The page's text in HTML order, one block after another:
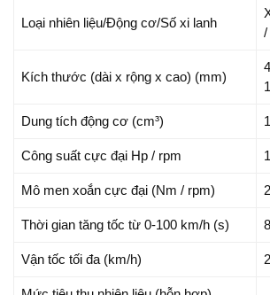
Loại nhiên liệu/Động cơ/Số xi lanh
/
Kích thước (dài x rộng x cao) (mm)
Dung tích động cơ (cm³)
Công suất cực đại Hp / rpm
Mô men xoắn cực đại (Nm / rpm)
Thời gian tăng tốc từ 0-100 km/h (s)
Vận tốc tối đa (km/h)